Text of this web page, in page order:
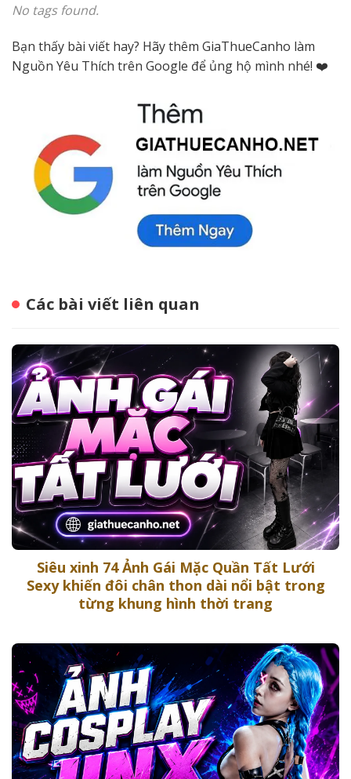
No tags found.
Bạn thấy bài viết hay? Hãy thêm GiaThueCanho làm
Nguồn Yêu Thích trên Google để ủng hộ mình nhé! ❤️
Các bài viết liên quan
Siêu xinh 74 Ảnh Gái Mặc Quần Tất Lưới
Sexy khiến đôi chân thon dài nổi bật trong
từng khung hình thời trang